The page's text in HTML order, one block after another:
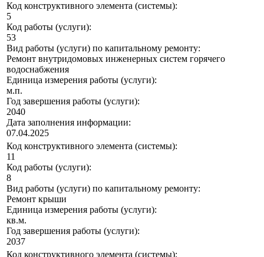
Код конструктивного элемента (системы):
5
Код работы (услуги):
53
Вид работы (услуги) по капитальному ремонту:
Ремонт внутридомовых инженерных систем горячего
водоснабжения
Единица измерения работы (услуги):
м.п.
Год завершения работы (услуги):
2040
Дата заполнения информации:
07.04.2025
Код конструктивного элемента (системы):
11
Код работы (услуги):
8
Вид работы (услуги) по капитальному ремонту:
Ремонт крыши
Единица измерения работы (услуги):
кв.м.
Год завершения работы (услуги):
2037
Код конструктивного элемента (системы):